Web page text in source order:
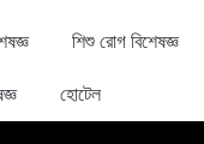
শিশু রোগ বিশেষজ্ঞ
হোটেল